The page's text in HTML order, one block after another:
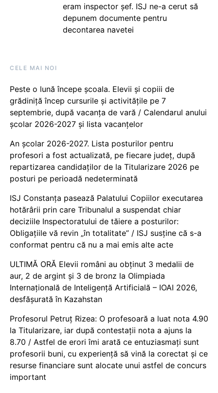
eram inspector șef. ISJ ne-a cerut să
depunem documente pentru
decontarea navetei
CELE MAI NOI
Peste o lună începe școala. Elevii și copiii de
grădiniță încep cursurile și activitățile pe 7
septembrie, după vacanța de vară / Calendarul anului
școlar 2026-2027 și lista vacanțelor
An școlar 2026-2027. Lista posturilor pentru
profesori a fost actualizată, pe fiecare județ, după
repartizarea candidaților de la Titularizare 2026 pe
posturi pe perioadă nedeterminată
ISJ Constanța pasează Palatului Copiilor executarea
hotărârii prin care Tribunalul a suspendat chiar
deciziile Inspectoratului de tăiere a posturilor:
Obligațiile vă revin „în totalitate” / ISJ susține că s-a
conformat pentru că nu a mai emis alte acte
ULTIMĂ ORĂ Elevii români au obținut 3 medalii de
aur, 2 de argint și 3 de bronz la Olimpiada
Internațională de Inteligență Artificială – IOAI 2026,
desfășurată în Kazahstan
Profesorul Petruț Rizea: O profesoară a luat nota 4.90
la Titularizare, iar după contestații nota a ajuns la
8.70 / Astfel de erori îmi arată ce entuziasmați sunt
profesorii buni, cu experiență să vină la corectat și ce
resurse financiare sunt alocate unui astfel de concurs
important